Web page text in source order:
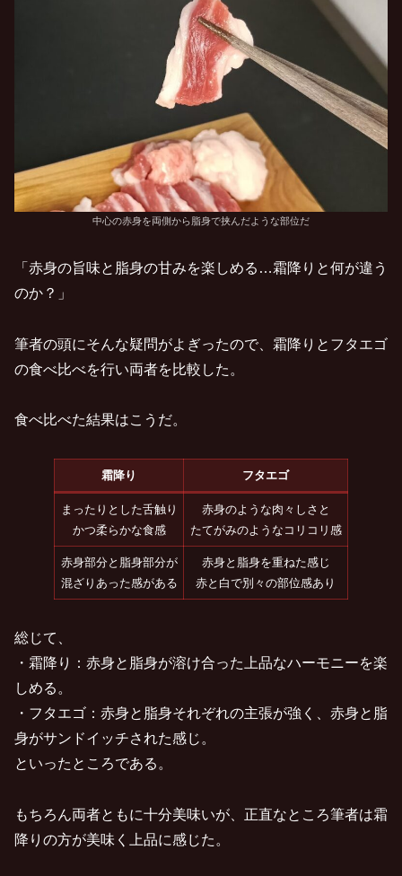
中心の赤身を両側から脂身で挟んだような部位だ
「赤身の旨味と脂身の甘みを楽しめる…霜降りと何が違う
のか？」
筆者の頭にそんな疑問がよぎったので、霜降りとフタエゴ
の食べ比べを行い両者を比較した。
食べ比べた結果はこうだ。
霜降り フタエゴ
まったりとした舌触り
かつ柔らかな食感
赤身のような肉々しさと
たてがみのようなコリコリ感
赤身部分と脂身部分が
混ざりあった感がある
赤身と脂身を重ねた感じ
赤と白で別々の部位感あり
総じて、
・霜降り：赤身と脂身が溶け合った上品なハーモニーを楽
しめる。
・フタエゴ：赤身と脂身それぞれの主張が強く、赤身と脂
身がサンドイッチされた感じ。
といったところである。
もちろん両者ともに十分美味いが、正直なところ筆者は霜
降りの方が美味く上品に感じた。